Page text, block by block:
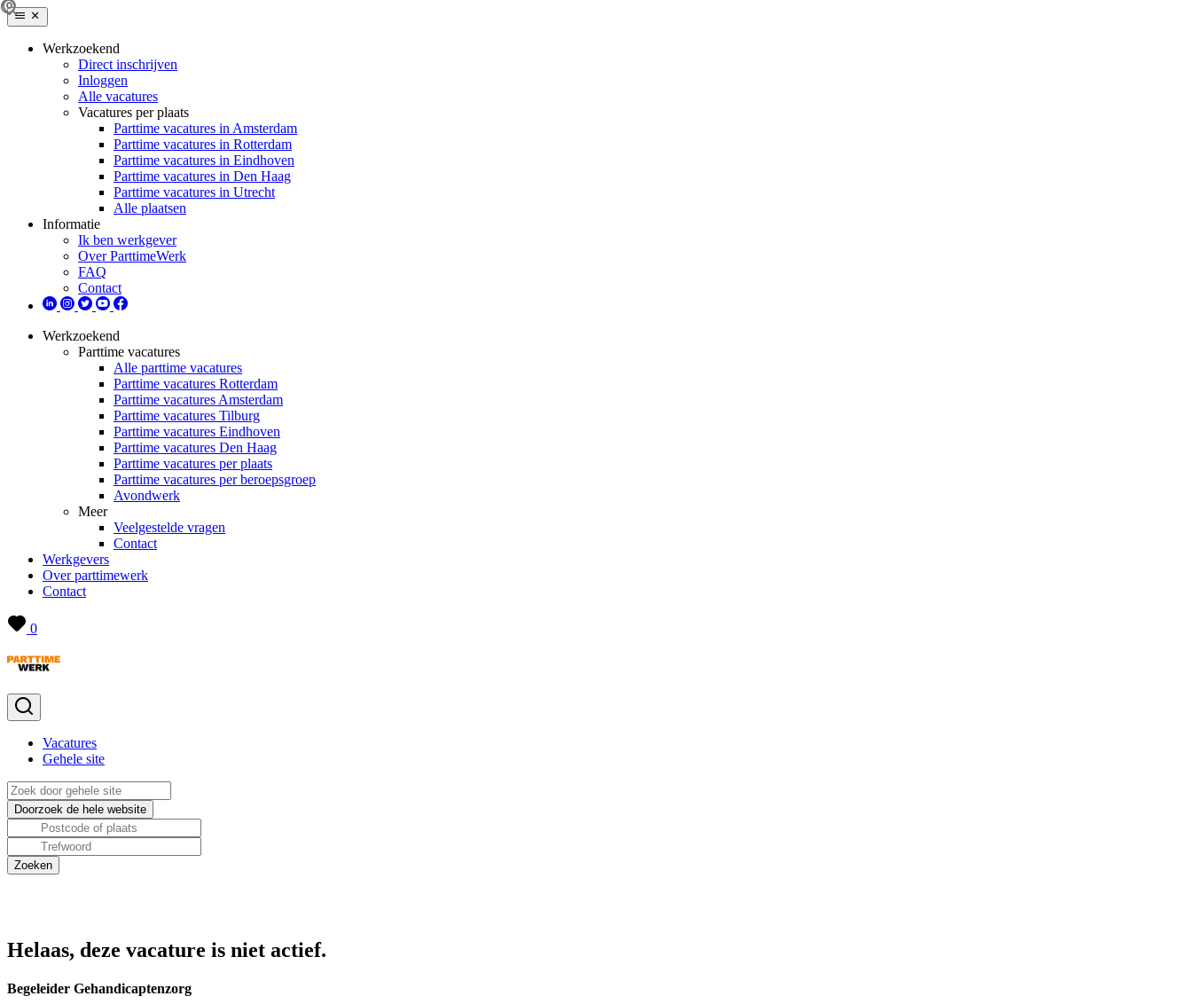
Werkzoekend
Direct inschrijven
Inloggen
Alle vacatures
Vacatures per plaats
Parttime vacatures in Amsterdam
Parttime vacatures in Rotterdam
Parttime vacatures in Eindhoven
Parttime vacatures in Den Haag
Parttime vacatures in Utrecht
Alle plaatsen
Informatie
Ik ben werkgever
Over ParttimeWerk
FAQ
Contact
Werkzoekend
Parttime vacatures
Alle parttime vacatures
Parttime vacatures Rotterdam
Parttime vacatures Amsterdam
Parttime vacatures Tilburg
Parttime vacatures Eindhoven
Parttime vacatures Den Haag
Parttime vacatures per plaats
Parttime vacatures per beroepsgroep
Avondwerk
Meer
Veelgestelde vragen
Contact
Werkgevers
Over parttimewerk
Contact
0
Vacatures
Gehele site
Helaas, deze vacature is niet actief.
Begeleider Gehandicaptenzorg